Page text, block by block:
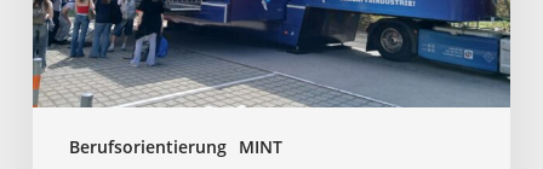
Berufsorientierung MINT